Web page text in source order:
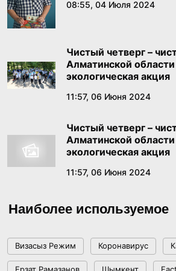
ТЕАТРЫ КАЗАХСТАНА
К СЦЕНИЧЕСКОМУ
РЕСПУБЛИКАСЫНЫН
Бектенов в России заявил о
признании тысячелетней
В Правительстве состоялось
Комиссии по реализации
языковой политики
17:39, 17 Июня 2026
Как платить меньше за
помощи
17:29, 16 Июня 2026
08:55, 04 Июля 2024
Чистый четверг –
Алматинской
экологическая акция
11:57, 06 Июня 2024
Чистый четверг –
Алматинской
экологическая акция
11:57, 06 Июня 2024
Наиболее используемое
Визасыз Режим Коронавирус